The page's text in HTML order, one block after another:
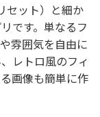
セット）と細か
です。単なるフ
雰囲気を自由に
レトロ風のフィ
画像も簡単に作